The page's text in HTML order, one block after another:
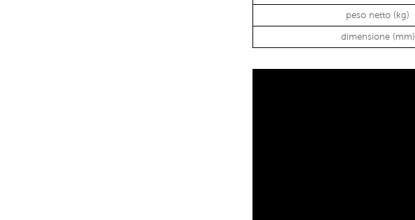
peso netto (kg)
dimensione (mm)